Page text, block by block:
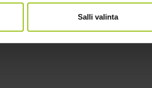
Salli valinta